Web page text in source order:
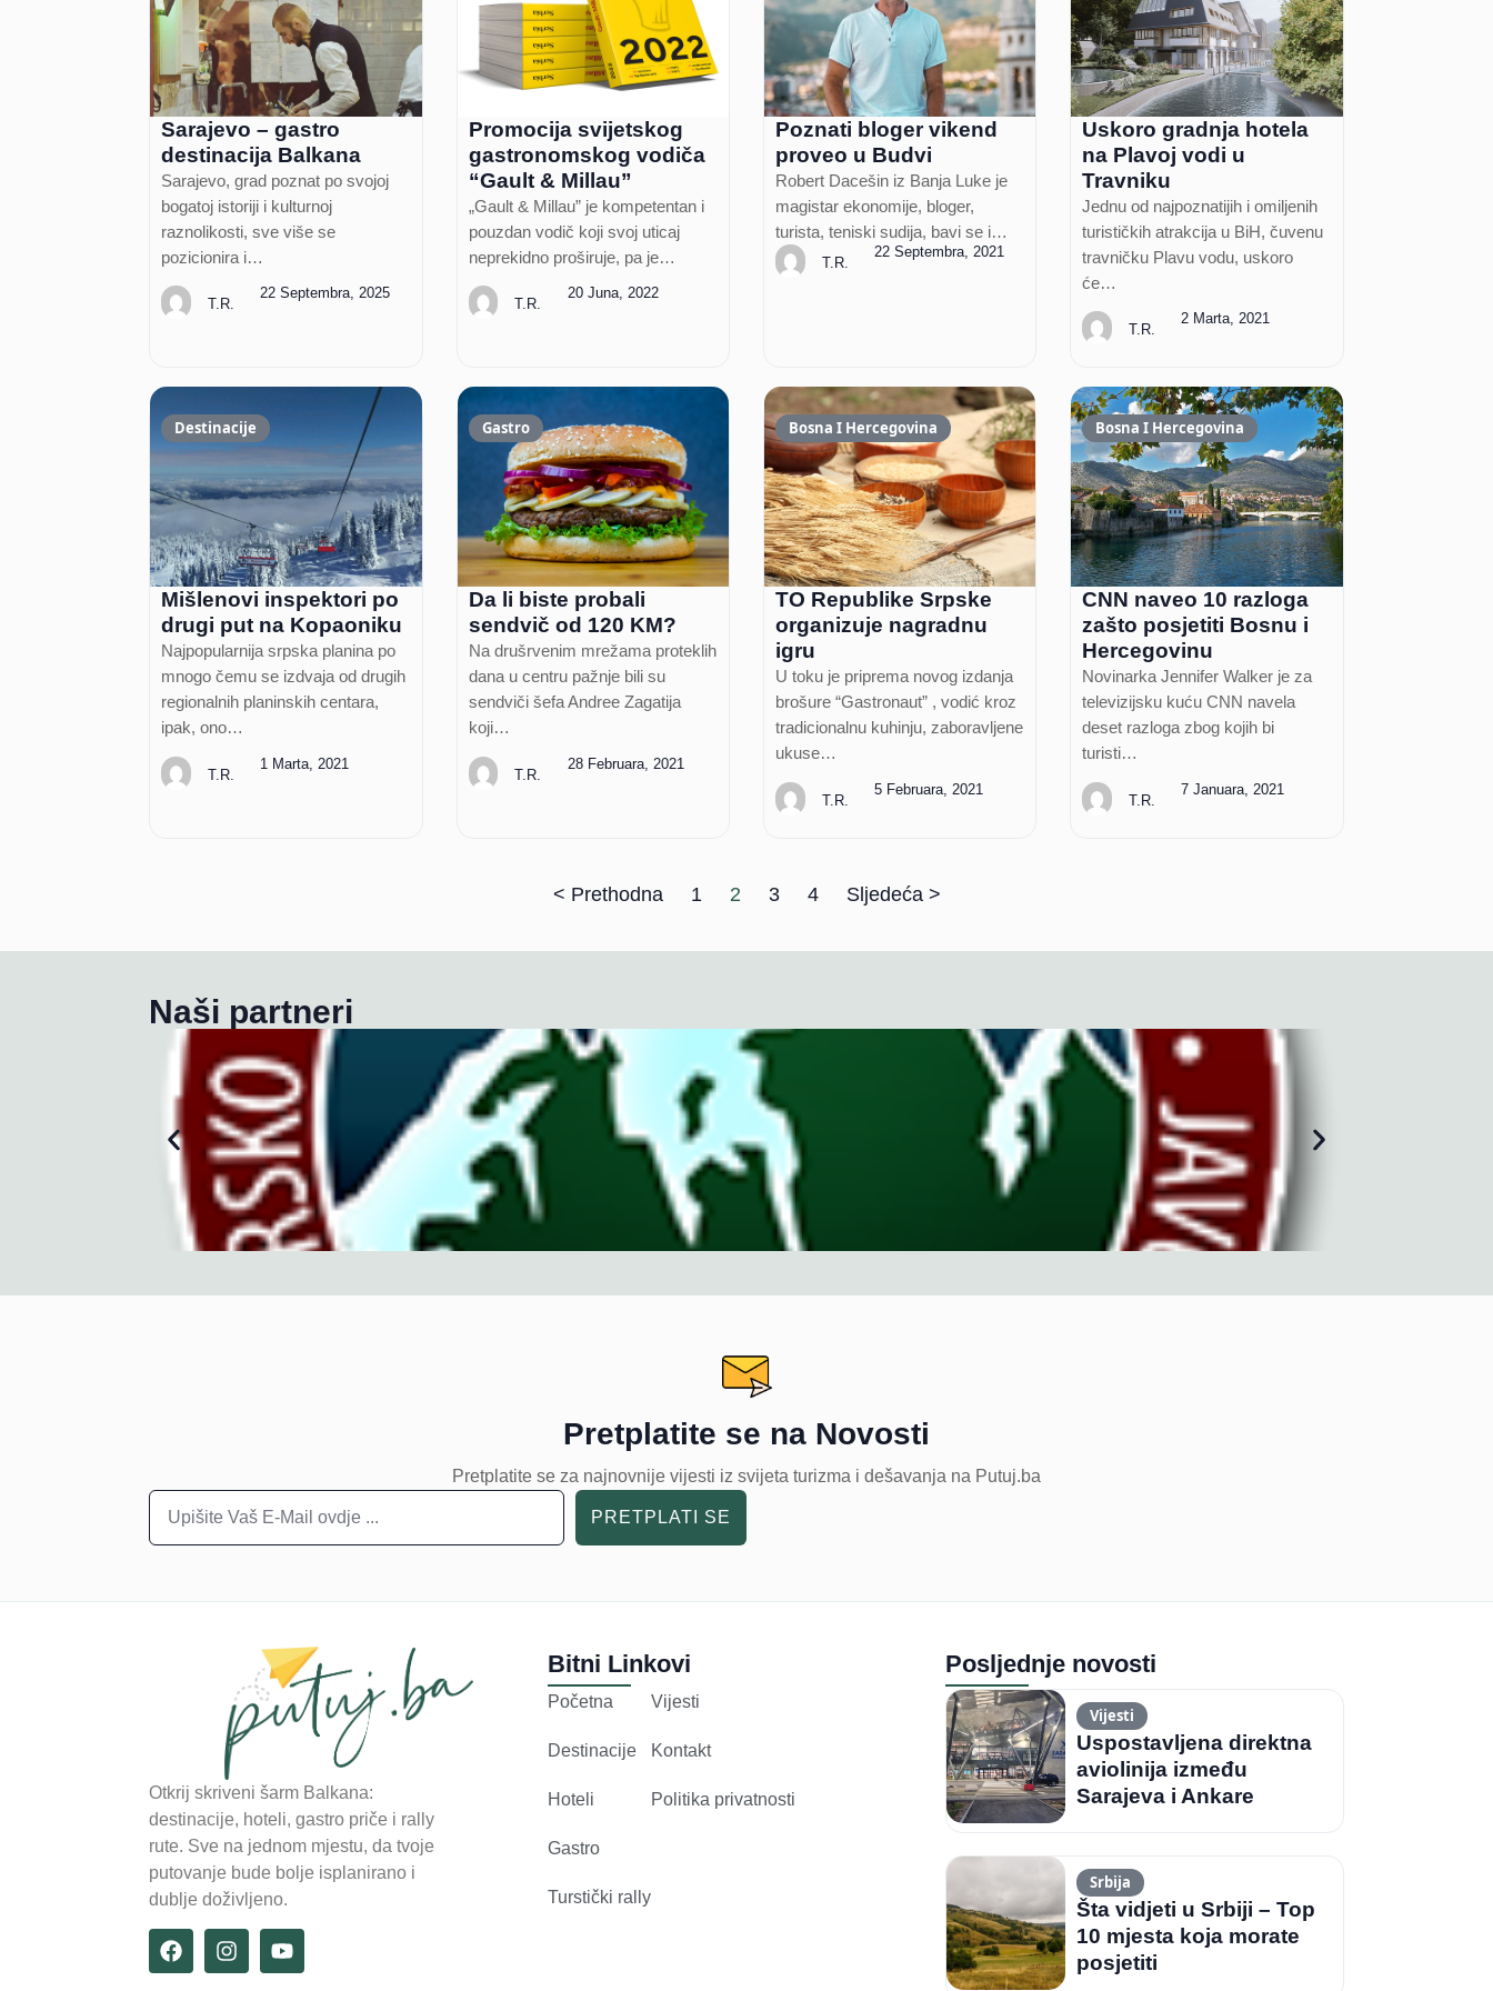
Sarajevo – gastro
destinacija Balkana
Sarajevo, grad poznat po svojoj
bogatoj istoriji i kulturnoj
raznolikosti, sve više se
pozicionira i…
T.R.
22 Septembra, 2025
Promocija svijetskog
gastronomskog vodiča
“Gault & Millau”
„Gault & Millau” je kompetentan i
pouzdan vodič koji svoj uticaj
neprekidno proširuje, pa je…
T.R.
20 Juna, 2022
Poznati bloger vikend
proveo u Budvi
Robert Dacešin iz Banja Luke je
magistar ekonomije, bloger,
turista, teniski sudija, bavi se i…
T.R.
22 Septembra, 2021
Uskoro gradnja hotela
na Plavoj vodi u
Travniku
Jednu od najpoznatijih i omiljenih
turističkih atrakcija u BiH, čuvenu
travničku Plavu vodu, uskoro
će…
T.R.
2 Marta, 2021
Destinacije
Mišlenovi inspektori po
drugi put na Kopaoniku
Najpopularnija srpska planina po
mnogo čemu se izdvaja od drugih
regionalnih planinskih centara,
ipak, ono…
T.R.
1 Marta, 2021
Gastro
Da li biste probali
sendvič od 120 KM?
Na drušrvenim mrežama proteklih
dana u centru pažnje bili su
sendviči šefa Andree Zagatija
koji…
T.R.
28 Februara, 2021
Bosna I Hercegovina
TO Republike Srpske
organizuje nagradnu
igru
U toku je priprema novog izdanja
brošure “Gastronaut” , vodić kroz
tradicionalnu kuhinju, zaboravljene
ukuse…
T.R.
5 Februara, 2021
Bosna I Hercegovina
CNN naveo 10 razloga
zašto posjetiti Bosnu i
Hercegovinu
Novinarka Jennifer Walker je za
televizijsku kuću CNN navela
deset razloga zbog kojih bi
turisti…
T.R.
7 Januara, 2021
< Prethodna 1 2 3 4 Sljedeća >
Naši partneri
Pretplatite se na Novosti
Pretplatite se za najnovnije vijesti iz svijeta turizma i dešavanja na Putuj.ba
PRETPLATI SE
Otkrij skriveni šarm Balkana:
destinacije, hoteli, gastro priče i rally
rute. Sve na jednom mjestu, da tvoje
putovanje bude bolje isplanirano i
dublje doživljeno.
Bitni Linkovi
Početna
Destinacije
Hoteli
Gastro
Turstički rally
Vijesti
Kontakt
Politika privatnosti
Posljednje novosti
Vijesti
Uspostavljena direktna
aviolinija između
Sarajeva i Ankare
Srbija
Šta vidjeti u Srbiji – Top
10 mjesta koja morate
posjetiti